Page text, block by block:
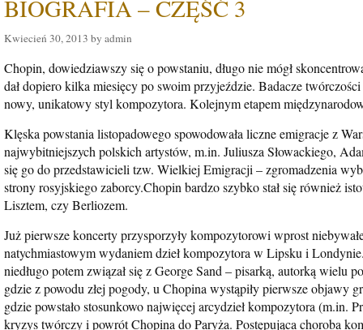
BIOGRAFIA – CZĘŚĆ 3
Kwiecień 30, 2013 by admin
Chopin, dowiedziawszy się o powstaniu, długo nie mógł
dał dopiero kilka miesięcy po swoim przyjeździe. Badacze
nowy, unikatowy styl kompozytora. Kolejnym etapem
Klęska powstania listopadowego spowodowała liczne emigracje z
najwybitniejszych polskich artystów, m.in. Juliusza Słowackiego,
się go do przedstawicieli tzw. Wielkiej Emigracji – zgromadzenia
strony rosyjskiego zaborcy.Chopin bardzo szybko stał się również
Lisztem, czy Berliozem.
Już pierwsze koncerty przysporzyły kompozytorowi wprost
natychmiastowym wydaniem dzieł kompozytora w Lipsku i
niedługo potem związał się z George Sand – pisarką, autorką
gdzie z powodu złej pogody, u Chopina wystąpiły pierwsze objawy
gdzie powstało stosunkowo najwięcej arcydzieł kompozytora (m.in.
kryzys twórczy i powrót Chopina do Paryża. Postępująca choroba